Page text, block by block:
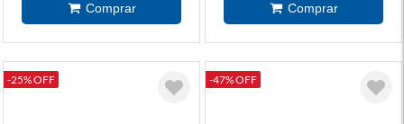
-25% OFF -47% OFF